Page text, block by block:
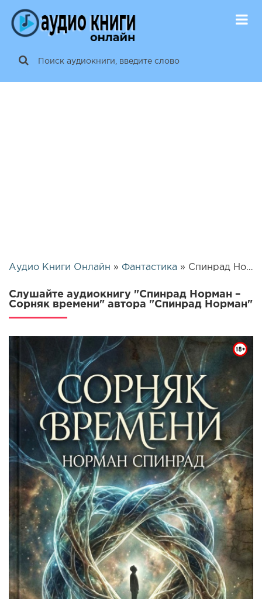
Аудио Книги Онлайн » Фантастика » Спинрад Норман – Сорняк времени | 26397
Слушайте аудиокнигу "Спинрад Норман –
Сорняк времени" автора "Спинрад Норман"